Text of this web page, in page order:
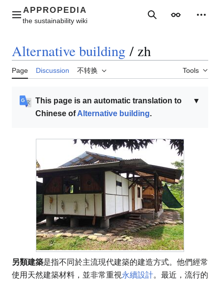
contentMain menu SearchAppearance
Alternative building / zh
Page Discussion 不转换 Tools
▼
This page is an automatic translation to
Chinese ofAlternative building.
另類建築是指不同於主流現代建築的建造方式。他們經常
使用天然建築材料，並非常重視永續設計。最近，流行的